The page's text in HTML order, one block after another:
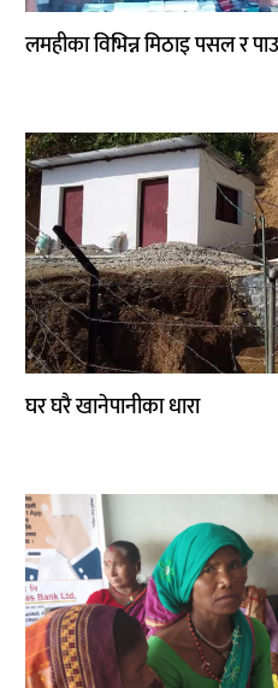
लमहीका विभिन्न मिठाइ पसल र
घर घरै खानेपानीका धारा